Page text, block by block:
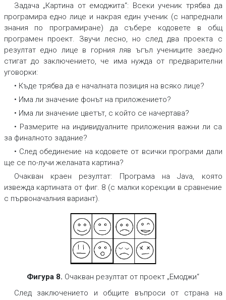
Задача „Картина от емоджита“: Всеки ученик трябва да
програмира едно лице и накрая един ученик (с напреднали
знания по програмиране) да събере кодовете в общ
програмен проект. Звучи лесно, но след два проекта с
резултат едно лице в горния ляв ъгъл учениците заедно
стигат до заключението, че има нужда от предварителни
уговорки:
• Къде трябва да е началната позиция на всяко лице?
• Има ли значение фонът на приложението?
• Има ли значение цветът, с който се начертава?
• Размерите на индивидуалните приложения важни ли са
за финалното задание?
• След обединение на кодовете от всички програми дали
ще се по-лучи желаната картина?
Очакван краен резултат: Програма на Java, която
извежда картината от фиг. 8 (с малки корекции в сравнение
с първоначалния вариант).
Фигура 8. Очакван резултат от проект „Емоджи“
След заключението и общите въпроси от страна на